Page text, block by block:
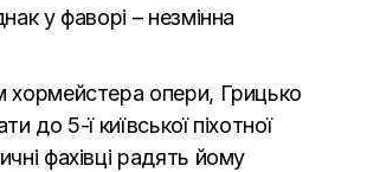
у фаворі – незмінна
опери, Грицько
до 5-ї київської піхотної
фахівці радять йому